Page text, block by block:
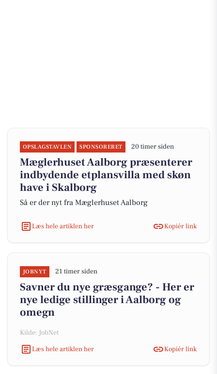
OPSLAGSTAVLEN SPONSORERET 20 timer siden
Mæglerhuset Aalborg præsenterer
indbydende etplansvilla med skøn
have i Skalborg
Så er der nyt fra Mæglerhuset Aalborg
Læs hele artiklen her Kopiér link
JOBNYT 21 timer siden
Savner du nye græsgange? - Her er
nye ledige stillinger i Aalborg og
omegn
Kilde: JobNet
Læs hele artiklen her
Kopiér link